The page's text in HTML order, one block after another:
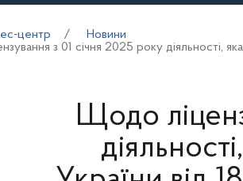
центр
Новини
з 01 січня 2025 року діяльності,
Щодо